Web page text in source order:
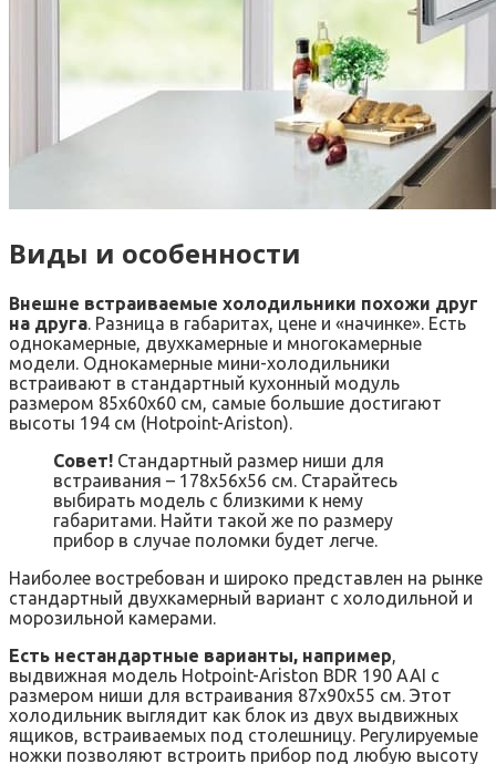
Виды и особенности
Внешне встраиваемые холодильники похожи друг
на друга. Разница в габаритах, цене и «начинке». Есть
однокамерные, двухкамерные и многокамерные
модели. Однокамерные мини-холодильники
встраивают в стандартный кухонный модуль
размером 85х60х60 см, самые большие достигают
высоты 194 см (Hotpoint-Ariston).
Совет! Стандартный размер ниши для
встраивания – 178х56х56 см. Старайтесь
выбирать модель с близкими к нему
габаритами. Найти такой же по размеру
прибор в случае поломки будет легче.
Наиболее востребован и широко представлен на рынке
стандартный двухкамерный вариант с холодильной и
морозильной камерами.
Есть нестандартные варианты, например,
выдвижная модель Hotpoint-Ariston BDR 190 AAI с
размером ниши для встраивания 87х90х55 см. Этот
холодильник выглядит как блок из двух выдвижных
ящиков, встраиваемых под столешницу. Регулируемые
ножки позволяют встроить прибор под любую высоту